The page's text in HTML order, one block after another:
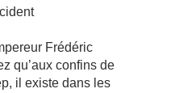
Frédéric
qu’aux confins de
il existe dans les